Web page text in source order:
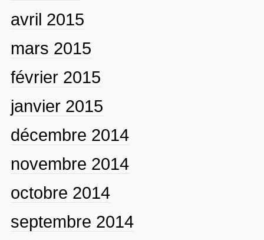
avril 2015
mars 2015
février 2015
janvier 2015
décembre 2014
novembre 2014
octobre 2014
septembre 2014